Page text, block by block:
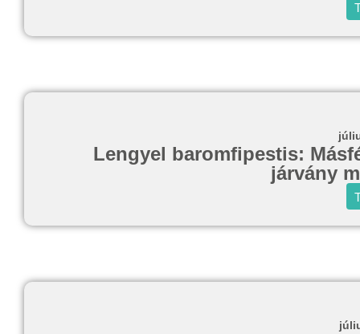
Lengyel baromfipestis:
járvány